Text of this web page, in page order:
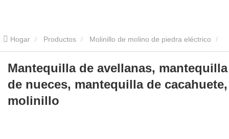
Hogar Productos Molinillo de molino de piedra eléctrico
Mantequilla de avellanas, mantequilla de nueces, mantequilla de
cacahuete, molinillo
Mantequilla de avellanas, mantequilla
de nueces, mantequilla de cacahuete,
molinillo